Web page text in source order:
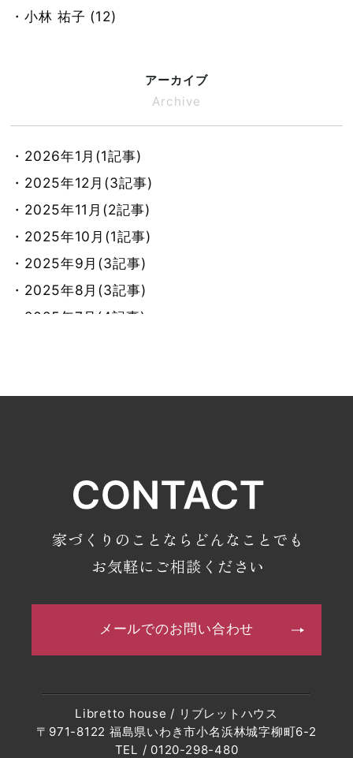
・小林 祐子 (12)
アーカイブ
Archive
・2026年1月(1記事)
・2025年12月(3記事)
・2025年11月(2記事)
・2025年10月(1記事)
・2025年9月(3記事)
・2025年8月(3記事)
・2025年7月(4記事)
・2025年4月(2記事)
・2024年12月(8記事)
・2024年11月(10記事)
・2024年10月(8記事)
・2024年9月(6記事)
・2024年4月(2記事)
・2024年2月(1記事)
・2024年1月(2記事)
・2023年12月(3記事)
家づくりのことならどんなことでも
お気軽にご相談ください
Libretto house / リブレットハウス
〒971-8122 福島県いわき市小名浜林城字柳町6-2
TEL / 0120-298-480
メールでのお問い合わせ